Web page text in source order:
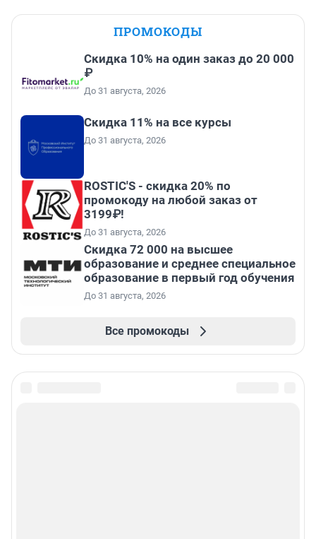
ПРОМОКОДЫ
Скидка 10% на один заказ до 20 000
₽
До 31 августа, 2026
Скидка 11% на все курсы
До 31 августа, 2026
ROSTIC'S - скидка 20% по
промокоду на любой заказ от
3199₽!
До 31 августа, 2026
Скидка 72 000 на высшее
образование и среднее специальное
образование в первый год обучения
До 31 августа, 2026
Все промокоды